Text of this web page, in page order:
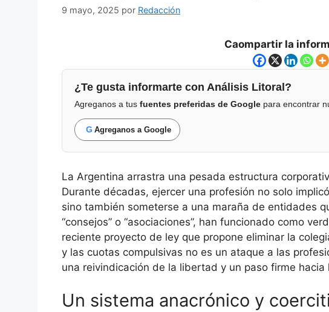
9 mayo, 2025 por Redacción
Caompartir la
¿Te gusta informarte con Análisis Litoral?
Agreganos a tus fuentes preferidas de Google para encontrar
G Agreganos a Google
La Argentina arrastra una pesada estructura
Durante décadas, ejercer una profesión no solo
sino también someterse a una maraña de entidades
“consejos” o “asociaciones”, han funcionado como
reciente proyecto de ley que propone eliminar la
y las cuotas compulsivas no es un ataque a las
una reivindicación de la libertad y un paso firme hacia
Un sistema anacrónico y